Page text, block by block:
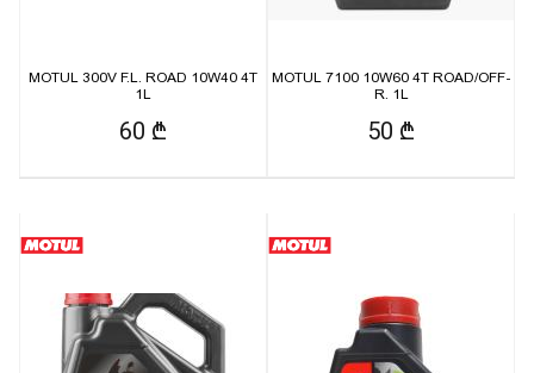
MOTUL 300V F.L. ROAD 10W40 4T
1L
60 ₾
MOTUL 7100 10W60 4T ROAD/OFF-
R. 1L
50 ₾